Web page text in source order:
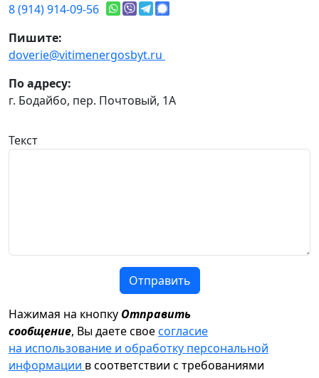
8 (914) 914-09-56
Пишите:
doverie@vitimenergosbyt.ru
По адресу:
г. Бодайбо, пер. Почтовый, 1А
Текст
Отправить
Нажимая на кнопку Отправить
сообщение, Вы даете своесогласие
на использование и обработку персональной
информации в соответствии с требованиями